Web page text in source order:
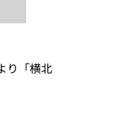
り「横北